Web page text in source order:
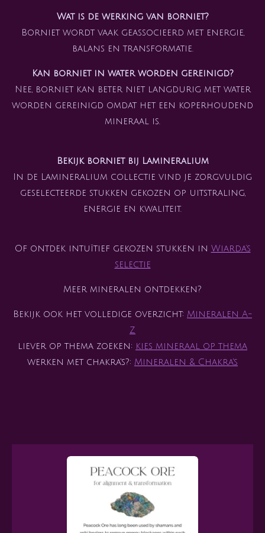
Wat is de werking van borniet?
Borniet wordt vaak geassocieerd met energie,
balans en transformatie.
Kan borniet in water worden gereinigd?
Nee, borniet kan beter niet langdurig met water
worden gereinigd omdat het een koperhoudend
mineraal is.
Bekijk borniet bij Lamineralium
In de Lamineralium collectie vind je zorgvuldig
geselecteerde stukken gekozen op uitstraling,
energie en kwaliteit.
Of ontdek intuïtief gekozen stukken in Wiarda’s
selectie
Meer mineralen ontdekken?
Bekijk ook het volledige overzicht: Mineralen A-
Z
liever op thema zoeken: kies mineraal op thema
werken met chakra's?: Mineralen & Chakra's